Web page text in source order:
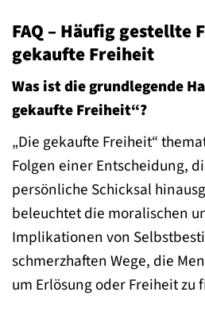
FAQ – Häufig gestellte
gekaufte Freiheit
Was ist die grundlegende
gekaufte Freiheit“?
„Die gekaufte Freiheit“
Folgen einer Entscheidung,
persönliche Schicksal
beleuchtet die moralischen
Implikationen von
schmerzhaften Wege, die
um Erlösung oder Freiheit zu